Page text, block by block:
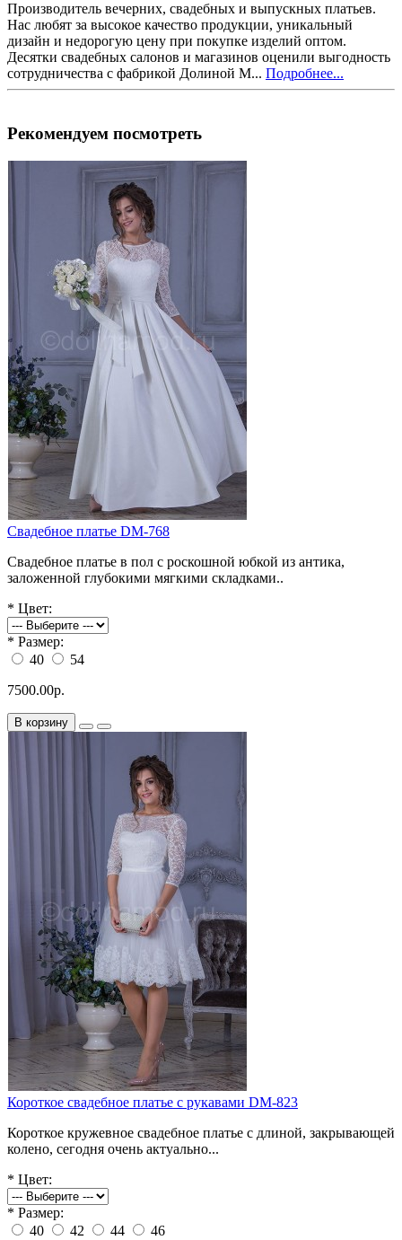
Производитель вечерних, свадебных и выпускных платьев.
Нас любят за высокое качество продукции, уникальный
дизайн и недорогую цену при покупке изделий оптом.
Десятки свадебных салонов и магазинов оценили выгодность
сотрудничества с фабрикой Долиной М... Подробнее...
Рекомендуем посмотреть
Свадебное платье DM-768
Свадебное платье в пол с роскошной юбкой из антика,
заложенной глубокими мягкими складками..
* Цвет:
* Размер:
40
54
7500.00р.
В корзину
Короткое свадебное платье с рукавами DM-823
Короткое кружевное свадебное платье с длиной, закрывающей
колено, сегодня очень актуально...
* Цвет:
* Размер:
40
42 44 46